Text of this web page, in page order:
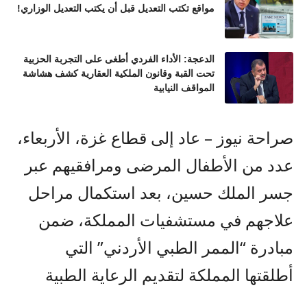
مواقع تكتب التعديل قبل أن يكتب التعديل الوزاري!
الدعجة: الأداء الفردي أطغى على التجربة الحزبية
تحت القبة وقانون الملكية العقارية كشف هشاشة
المواقف النيابية
صراحة نيوز – عاد إلى قطاع غزة، الأربعاء،
عدد من الأطفال المرضى ومرافقيهم عبر
جسر الملك حسين، بعد استكمال مراحل
علاجهم في مستشفيات المملكة، ضمن
مبادرة “الممر الطبي الأردني” التي
أطلقتها المملكة لتقديم الرعاية الطبية